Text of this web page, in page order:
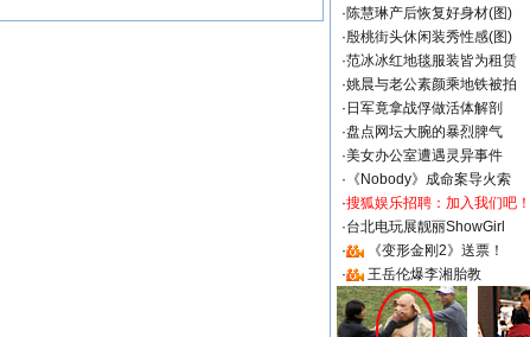
·陈慧琳产后恢复好身材(图)
·殷桃街头休闲装秀性感(图)
·范冰冰红地毯服装皆为租赁
·姚晨与老公素颜乘地铁被拍
· 日军竟拿战俘做活体解剖
·盘点网坛大腕的暴烈脾气
·美女办公室遭遇灵异事件
· 《Nobody》成命案导火索
·搜狐娱乐招聘：加入我们吧！
·台北电玩展靓丽ShowGirl
·
《变形金刚2》送票！
·
王岳伦爆李湘胎教